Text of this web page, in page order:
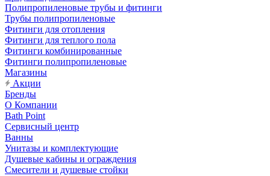
Полипропиленовые трубы и фитинги
Трубы полипропиленовые
Фитинги для отопления
Фитинги для теплого пола
Фитинги комбинированные
Фитинги полипропиленовые
Магазины
Акции
Бренды
О Компании
Bath Point
Сервисный центр
Ванны
Унитазы и комплектующие
Душевые кабины и ограждения
Смесители и душевые стойки